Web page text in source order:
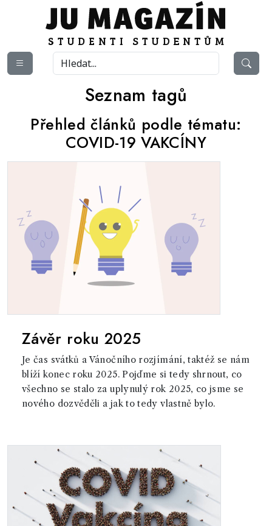
Seznam tagů
Přehled článků podle tématu:
COVID-19 VAKCÍNY
Závěr roku 2025
Je čas svátků a Vánočního rozjímání, taktéž se nám
blíží konec roku 2025. Pojďme si tedy shrnout, co
všechno se stalo za uplynulý rok 2025, co jsme se
nového dozvěděli a jak to tedy vlastně bylo.